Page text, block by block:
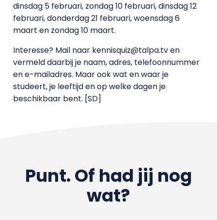
dinsdag 5 februari, zondag 10 februari, dinsdag 12
februari, donderdag 21 februari, woensdag 6
maart en zondag 10 maart.
Interesse? Mail naar kennisquiz@talpa.tv en
vermeld daarbij je naam, adres, telefoonnummer
en e-mailadres. Maar ook wat en waar je
studeert, je leeftijd en op welke dagen je
beschikbaar bent. [SD]
Punt. Of had jij nog
wat?